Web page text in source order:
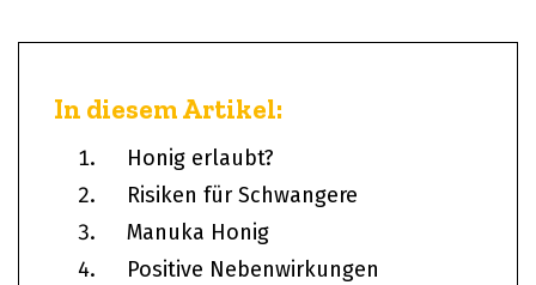
In diesem Artikel:
Honig erlaubt?
Risiken für Schwangere
Manuka Honig
Positive Nebenwirkungen